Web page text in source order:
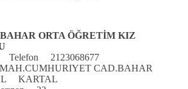
ORTA ÖĞRETİM KIZ
2123068677
CAD.BAHAR
KARTAL